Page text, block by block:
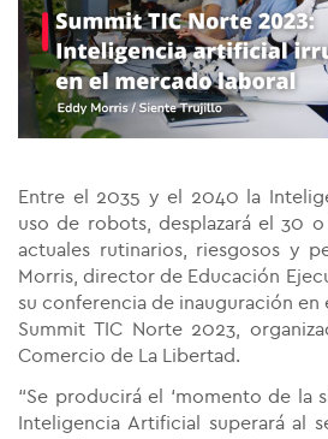
Entre el 2035 y el 2040 la
uso de robots, desplazará el 30
actuales rutinarios, riesgosos y
Morris, director de Educación
su conferencia de inauguración
Summit TIC Norte 2023,
Comercio de La Libertad.
“Se producirá el ‘momento de la
Inteligencia Artificial superará al